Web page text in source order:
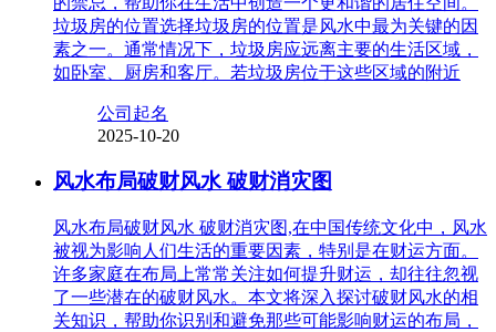
垃圾房的位置选择垃圾房的位置是风水中最为关键的因
素之一。通常情况下，垃圾房应远离主要的生活区域，
如卧室、厨房和客厅。若垃圾房位于这些区域的附近
公司起名
2025-10-20
风水布局破财风水 破财消灾图
风水布局破财风水 破财消灾图,在中国传统文化中，风水
被视为影响人们生活的重要因素，特别是在财运方面。
许多家庭在布局上常常关注如何提升财运，却往往忽视
了一些潜在的破财风水。本文将深入探讨破财风水的相
关知识，帮助你识别和避免那些可能影响财运的布局，